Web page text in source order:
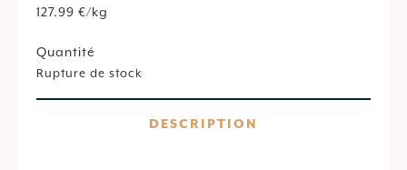
127.99 €/kg
Quantité
Rupture de stock
DESCRIPTION